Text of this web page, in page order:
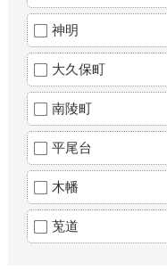
神明
大久保町
南陵町
平尾台
木幡
莵道